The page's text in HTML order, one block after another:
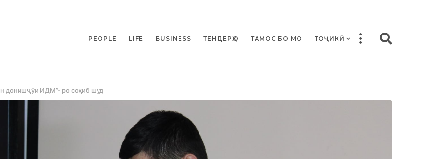
PEOPLE LIFE BUSINESS ТЕНДЕРҲО ТАМОС БО МО ТОҶИКӢ
донишҷӯи ИДМ”- ро соҳиб шуд